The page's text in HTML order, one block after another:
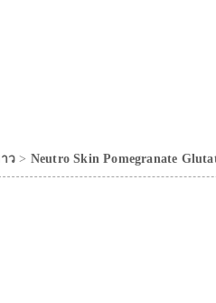
ว > Neutro Skin Pomegranate